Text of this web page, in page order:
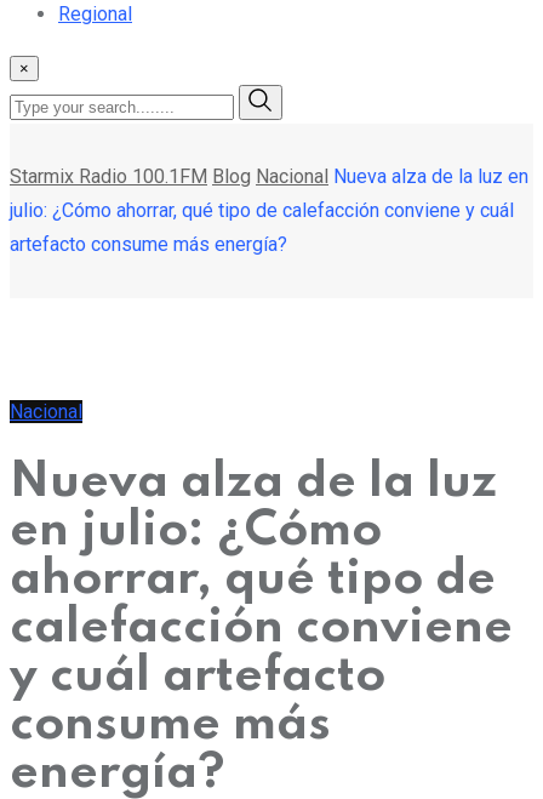
Regional
×
Starmix Radio 100.1FM Blog Nacional Nueva alza de la luz en
julio: ¿Cómo ahorrar, qué tipo de calefacción conviene y cuál
artefacto consume más energía?
Nacional
Nueva alza de la luz
en julio: ¿Cómo
ahorrar, qué tipo de
calefacción conviene
y cuál artefacto
consume más
energía?